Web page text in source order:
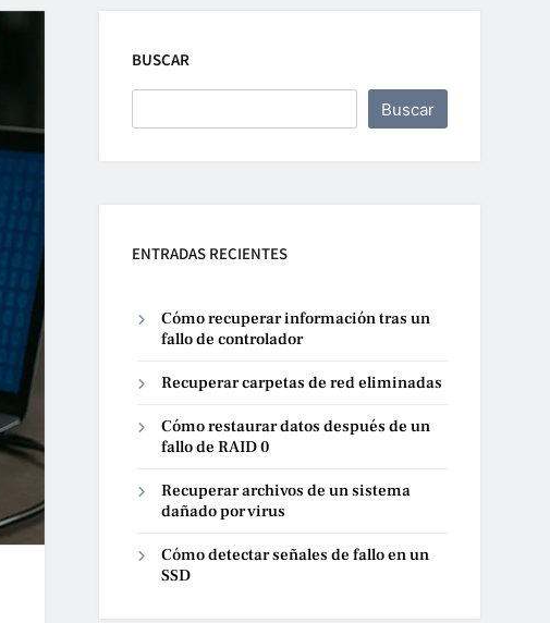
BUSCAR
Buscar
ENTRADAS RECIENTES
Cómo recuperar información tras un
fallo de controlador
Recuperar carpetas de red eliminadas
Cómo restaurar datos después de un
fallo de RAID 0
Recuperar archivos de un sistema
dañado por virus
Cómo detectar señales de fallo en un
SSD